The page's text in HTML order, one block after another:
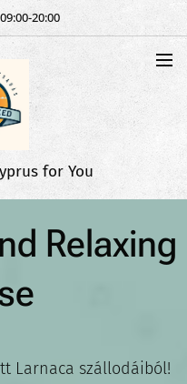
20:00
for You
Relaxing
Larnaca szállodáiból!